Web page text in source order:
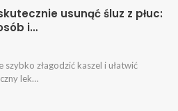
usunąć śluz z płuc:
i…
złagodzić kaszel i ułatwić
lek…